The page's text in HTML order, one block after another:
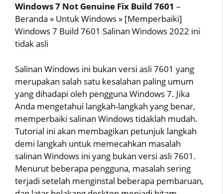
Windows 7 Not Genuine Fix Build 7601 –
Beranda » Untuk Windows » [Memperbaiki]
Windows 7 Build 7601 Salinan Windows 2022 ini
tidak asli
Salinan Windows ini bukan versi asli 7601 yang
merupakan salah satu kesalahan paling umum
yang dihadapi oleh pengguna Windows 7. Jika
Anda mengetahui langkah-langkah yang benar,
memperbaiki salinan Windows tidaklah mudah.
Tutorial ini akan membagikan petunjuk langkah
demi langkah untuk memecahkan masalah
salinan Windows ini yang bukan versi asli 7601.
Menurut beberapa pengguna, masalah sering
terjadi setelah menginstal beberapa pembaruan,